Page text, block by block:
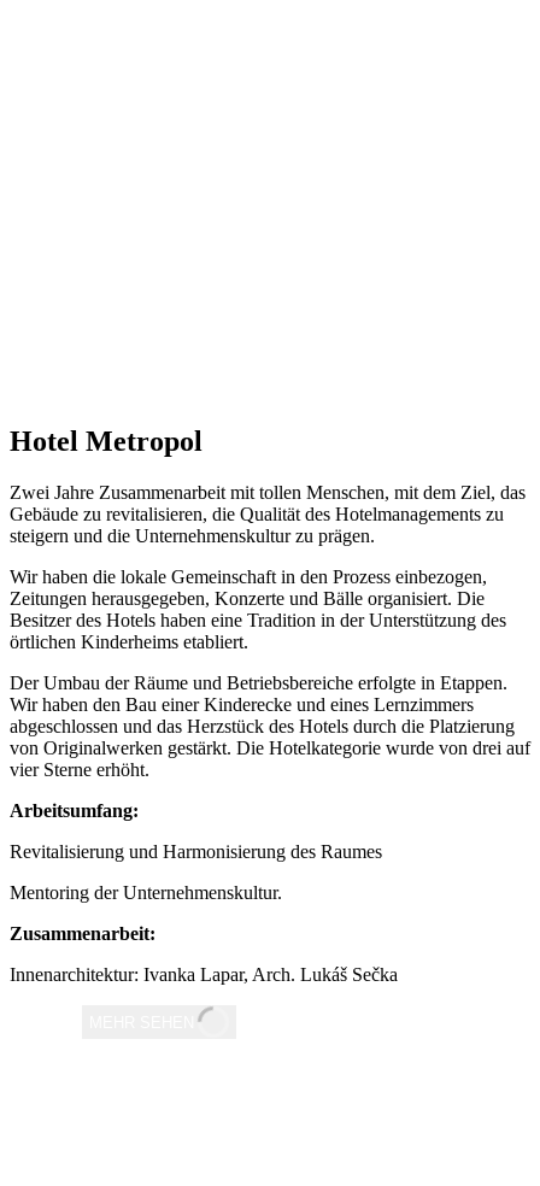
Hotel Metropol
Zwei Jahre Zusammenarbeit mit tollen Menschen, mit dem Ziel, das
Gebäude zu revitalisieren, die Qualität des Hotelmanagements zu
steigern und die Unternehmenskultur zu prägen.
Wir haben die lokale Gemeinschaft in den Prozess einbezogen,
Zeitungen herausgegeben, Konzerte und Bälle organisiert. Die
Besitzer des Hotels haben eine Tradition in der Unterstützung des
örtlichen Kinderheims etabliert.
Der Umbau der Räume und Betriebsbereiche erfolgte in Etappen.
Wir haben den Bau einer Kinderecke und eines Lernzimmers
abgeschlossen und das Herzstück des Hotels durch die Platzierung
von Originalwerken gestärkt. Die Hotelkategorie wurde von drei auf
vier Sterne erhöht.
Arbeitsumfang:
Revitalisierung und Harmonisierung des Raumes
Mentoring der Unternehmenskultur.
Zusammenarbeit:
Innenarchitektur: Ivanka Lapar, Arch. Lukáš Sečka